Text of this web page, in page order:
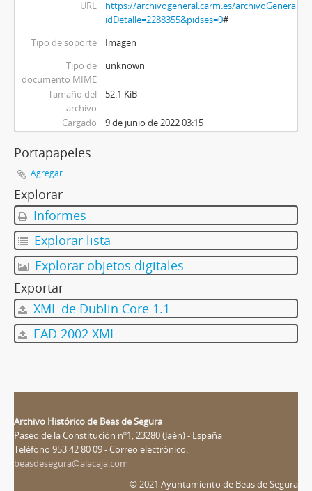
URL
https://archivogeneral.carm.es/archivoGeneral/
idDetalle=2288355&pidses=0#
Tipo de soporte
Imagen
Tipo de
documento MIME
unknown
Tamaño del
archivo
52.1 KiB
Cargado 9 de junio de 2022 03:15
Portapapeles
Agregar
Explorar
Informes
Explorar lista
Explorar objetos digitales
Exportar
XML de Dublin Core 1.1
EAD 2002 XML
Archivo Histórico de Beas de Segura
Paseo de la Constitución nº1, 23280 (Jaén) - España
Teléfono 953 42 80 09 - Correo electrónico:
beasdesegura@alacaja.com
© 2021 Ayuntamiento de Beas de Segura